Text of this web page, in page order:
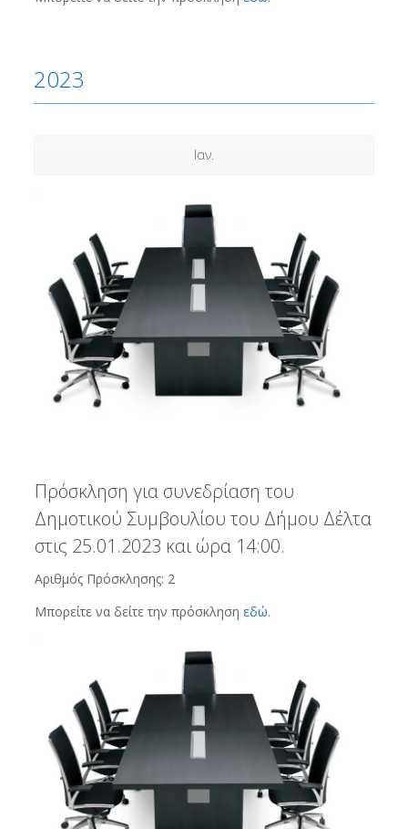
2023
Ιαν.
Πρόσκληση για συνεδρίαση του
Δημοτικού Συμβουλίου του Δήμου Δέλτα
στις 25.01.2023 και ώρα 14:00.
Αριθμός Πρόσκλησης: 2
Μπορείτε να δείτε την πρόσκληση εδώ.